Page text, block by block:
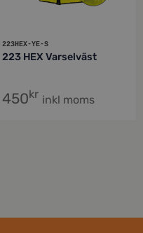
223HEX-YE-S
223 HEX Varselväst
450kr inkl moms